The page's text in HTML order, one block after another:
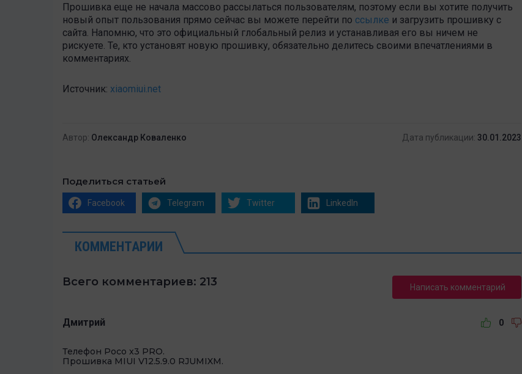
Прошивка еще не начала массово рассылаться пользователям, поэтому если вы хотите получить
новый опыт пользования прямо сейчас вы можете перейти по ссылке и загрузить прошивку с
сайта. Напомню, что это официальный глобальный релиз и устанавливая его вы ничем не
рискуете. Те, кто установят новую прошивку, обязательно делитесь своими впечатлениями в
комментариях.
Источник: xiaomiui.net
Автор: Олександр Коваленко Дата публикации: 30.01.2023
Поделиться статьей
Facebook Telegram Twitter LinkedIn
КОММЕНТАРИИ
Всего комментариев: 213 Написать комментарий
Дмитрий 0
Телефон Poco x3 PRO.
Прошивка MIUI V12.5.9.0 RJUMIXM.